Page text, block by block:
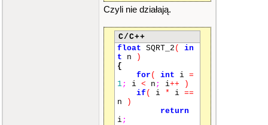
Czyli nie działają.
C/C++
float SQRT_2 (
in
t n
)
{
for ( int i =
1; i < n ; i++
)
if ( i * i ==
n
)
return
i;